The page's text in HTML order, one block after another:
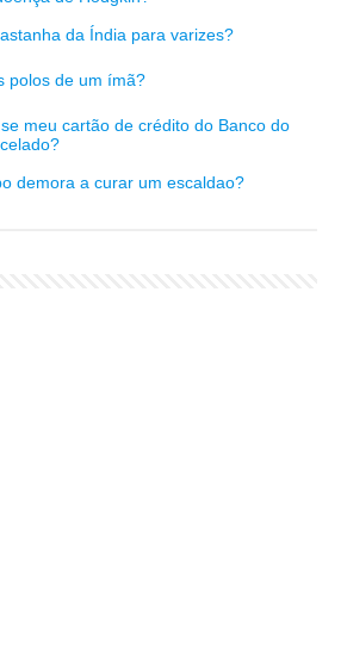
da Índia para varizes?
polos de um ímã?
meu cartão de crédito do Banco do
demora a curar um escaldao?